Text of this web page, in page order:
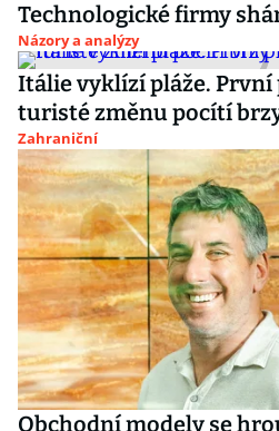
Technologické firmy
Názory a analýzy
Itálie vyklízí pláže.
turisté změnu pocítí
Zahraniční
Obchodní modely se